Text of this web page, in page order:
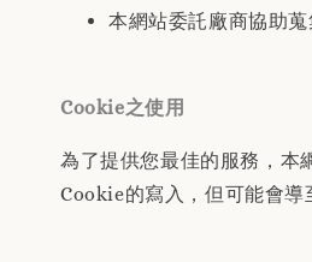
本網站委託廠商協助
Cookie之使用
為了提供您最佳的服務，本
Cookie的寫入，但可能會導